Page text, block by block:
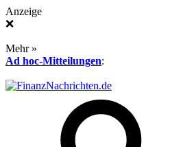
Anzeige
❌
Mehr »
Ad hoc-Mitteilungen: